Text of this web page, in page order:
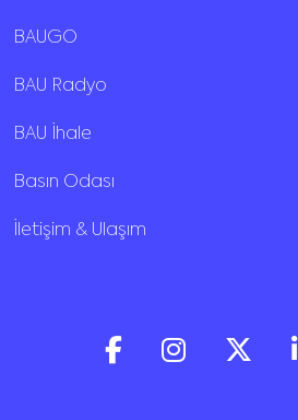
BAUGO
BAU Radyo
BAU İhale
Basın Odası
İletişim & Ulaşım